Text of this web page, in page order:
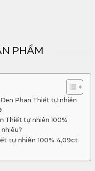
PHẨM
Phan Thiết tự nhiên
Thiết tự nhiên 100%
tự nhiên 100% 4,09ct